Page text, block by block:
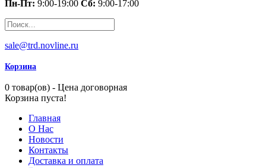
Пн-Пт: 9:00-19:00 Сб: 9:00-17:00
sale@trd.novline.ru
Корзина
0 товар(ов) - Цена договорная
Корзина пуста!
Главная
О Нас
Новости
Контакты
Доставка и оплата